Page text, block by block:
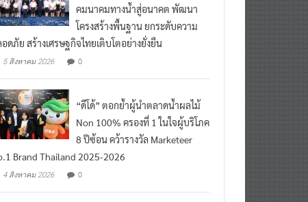
คมนาคมทางน้ำสู่อนาคต พัฒนา
โครงสร้างพื้นฐาน ยกระดับความ
ดภัย สร้างเศรษฐกิจไทยเติบโตอย่างยั่งยืน
5 สิงหาคม 2026 0
“ดีโด้” ตอกย้ำผู้นำตลาดน้ำผลไม้
Non 100% ครองที่ 1 ในใจผู้บริโภค
8 ปีซ้อน คว้ารางวัล Marketeer
Brand Thailand 2025-2026
4 สิงหาคม 2026 0